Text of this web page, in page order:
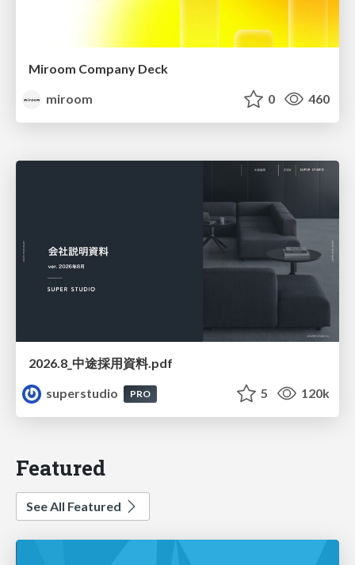
Miroom Company Deck
miroom
0 460
2026.8_中途採用資料.pdf
superstudio
PRO 5 120k
Featured
See All Featured